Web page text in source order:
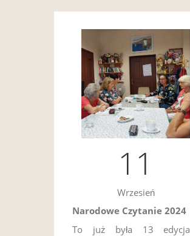
11
Wrzesień
Narodowe Czytanie 2024
To już była 13 edycja